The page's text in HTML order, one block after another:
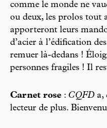
comme le monde ne
ou deux, les prolos tout
apporteront leurs
d’acier à l’édification
remuer là-dedans !
personnes fragiles ! Il
Carnet rose : CQFD a,
lecteur de plus.